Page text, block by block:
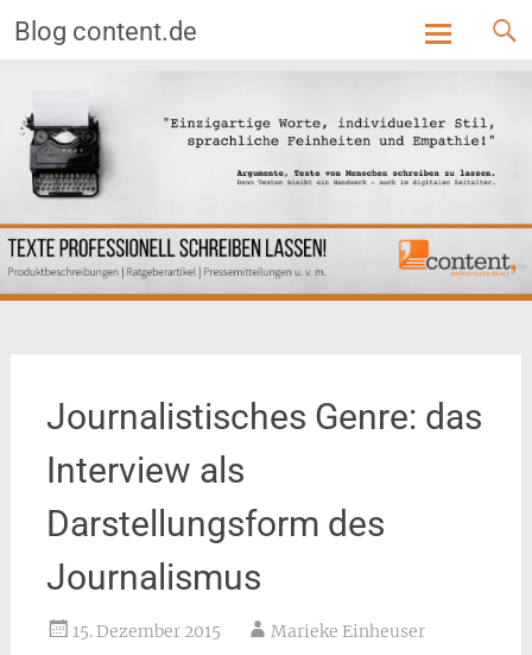
Blog content.de
Skip
content
Journalistisches Genre: das
Interview als
Darstellungsform des
Journalismus
15. Dezember 2015 Marieke Einheuser